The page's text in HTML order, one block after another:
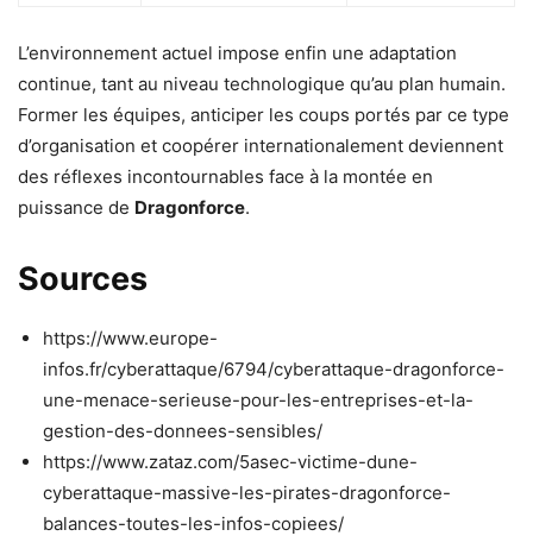
L’environnement actuel impose enfin une adaptation
continue, tant au niveau technologique qu’au plan humain.
Former les équipes, anticiper les coups portés par ce type
d’organisation et coopérer internationalement deviennent
des réflexes incontournables face à la montée en
puissance de Dragonforce.
Sources
https://www.europe-
infos.fr/cyberattaque/6794/cyberattaque-dragonforce-
une-menace-serieuse-pour-les-entreprises-et-la-
gestion-des-donnees-sensibles/
https://www.zataz.com/5asec-victime-dune-
cyberattaque-massive-les-pirates-dragonforce-
balances-toutes-les-infos-copiees/